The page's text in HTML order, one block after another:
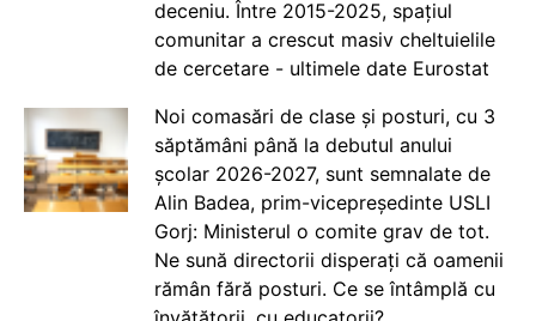
deceniu. Între 2015-2025, spațiul
comunitar a crescut masiv cheltuielile
de cercetare - ultimele date Eurostat
Noi comasări de clase și posturi, cu 3
săptămâni până la debutul anului
școlar 2026-2027, sunt semnalate de
Alin Badea, prim-vicepreședinte USLI
Gorj: Ministerul o comite grav de tot.
Ne sună directorii disperați că oamenii
rămân fără posturi. Ce se întâmplă cu